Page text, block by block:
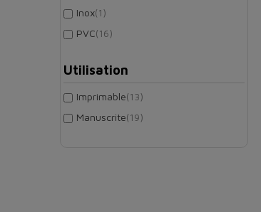
Inox(1)
PVC(16)
Utilisation
Imprimable(13)
Manuscrite(19)